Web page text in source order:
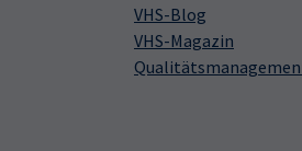
VHS-Blog
VHS-Magazin